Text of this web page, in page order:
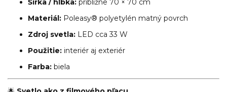
Šírka / hĺbka: približne 70 × 70 cm
Materiál: Poleasy® polyetylén matný povrch
Zdroj svetla: LED cca 33 W
Použitie: interiér aj exteriér
Farba: biela